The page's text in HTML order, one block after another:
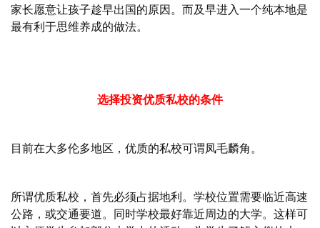
家长愿意让孩子趁早出国的原因。而及早进入一个纯本地是
最有利于思维养成的做法。
选择投资优质私校的条件
目前在大多伦多地区，优质的私校可谓凤毛麟角。
所谓优质私校，首先必须占据地利。学校位置需要临近高速
公路，或交通要道。同时学校最好靠近周边的大学。这样可